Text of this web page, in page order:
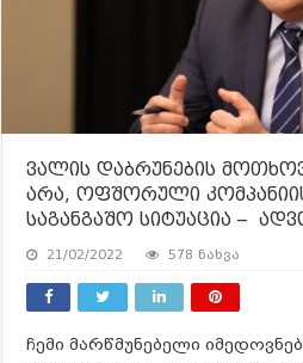
ვალის დაბრუნების
არა, ოფშორული
საგანგაშო სიტუაცია –
21/02/2022 578 ნახვა
ჩემი მარწმუნებელი